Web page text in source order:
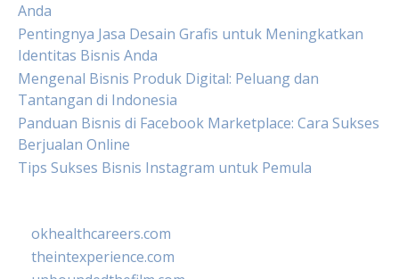
Anda
Pentingnya Jasa Desain Grafis untuk Meningkatkan
Identitas Bisnis Anda
Mengenal Bisnis Produk Digital: Peluang dan
Tantangan di Indonesia
Panduan Bisnis di Facebook Marketplace: Cara Sukses
Berjualan Online
Tips Sukses Bisnis Instagram untuk Pemula
okhealthcareers.com
theintexperience.com